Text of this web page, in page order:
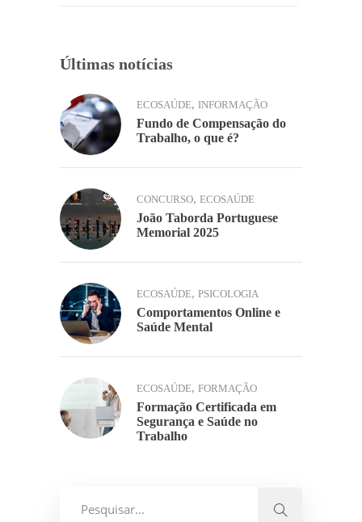
Últimas notícias
ECOSAÚDE, INFORMAÇÃO
Fundo de Compensação do
Trabalho, o que é?
CONCURSO, ECOSAÚDE
João Taborda Portuguese
Memorial 2025
ECOSAÚDE, PSICOLOGIA
Comportamentos Online e
Saúde Mental
ECOSAÚDE, FORMAÇÃO
Formação Certificada em
Segurança e Saúde no
Trabalho